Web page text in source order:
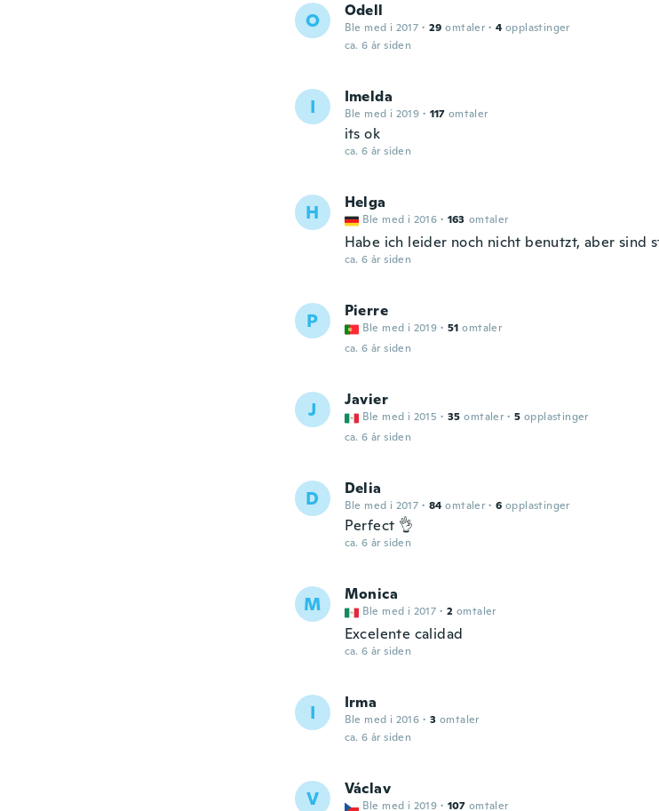
O Odell
Ble med i 2017 · 29 omtaler · 4 opplastinger
ca. 6 år siden
I Imelda
Ble med i 2019 · 117 omtaler
its ok
ca. 6 år siden
H Helga
Ble med i 2016 · 163 omtaler
Habe ich leider noch nicht benutzt, aber sind
ca. 6 år siden
P Pierre
Ble med i 2019 · 51 omtaler
ca. 6 år siden
J Javier
Ble med i 2015 · 35 omtaler · 5 opplastinger
ca. 6 år siden
D Delia
Ble med i 2017 · 84 omtaler · 6 opplastinger
Perfect 👌
ca. 6 år siden
M Monica
Ble med i 2017 · 2 omtaler
Excelente calidad
ca. 6 år siden
I Irma
Ble med i 2016 · 3 omtaler
ca. 6 år siden
V Václav
Ble med i 2019 · 107 omtaler